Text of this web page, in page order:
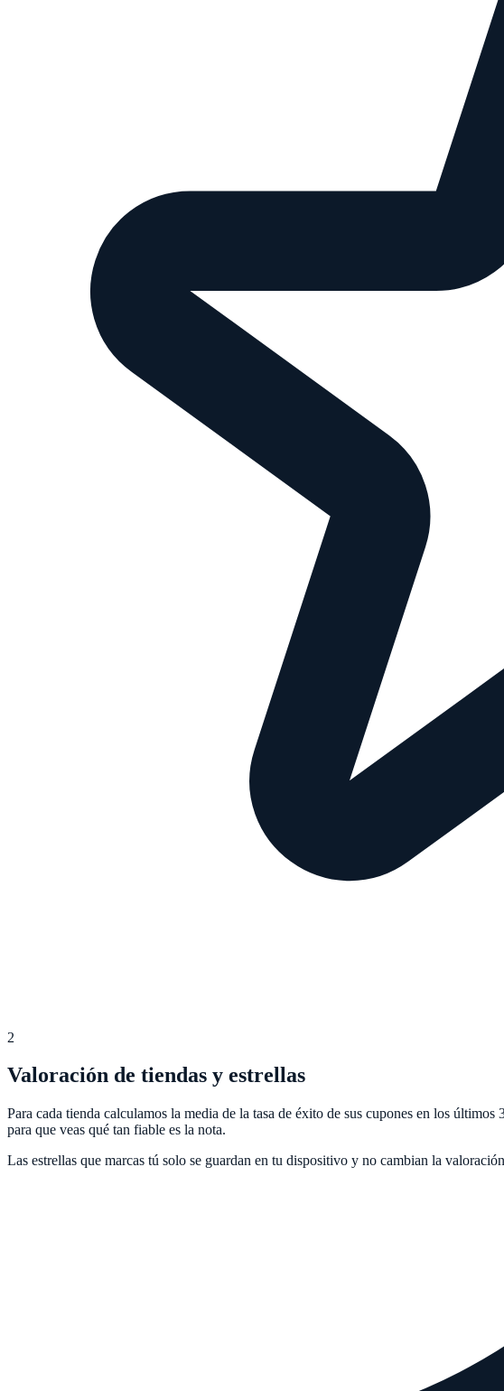
2
Valoración de tiendas y estrellas
Para cada tienda calculamos la media de la tasa de éxito de sus cupones en los
para que veas qué tan fiable es la nota.
Las estrellas que marcas tú solo se guardan en tu dispositivo y no cambian la